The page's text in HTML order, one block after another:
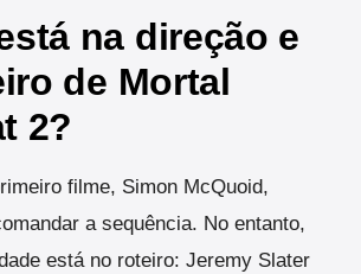
na direção e
de Mortal
2?
filme, Simon McQuoid,
a sequência. No entanto,
está no roteiro: Jeremy Slater